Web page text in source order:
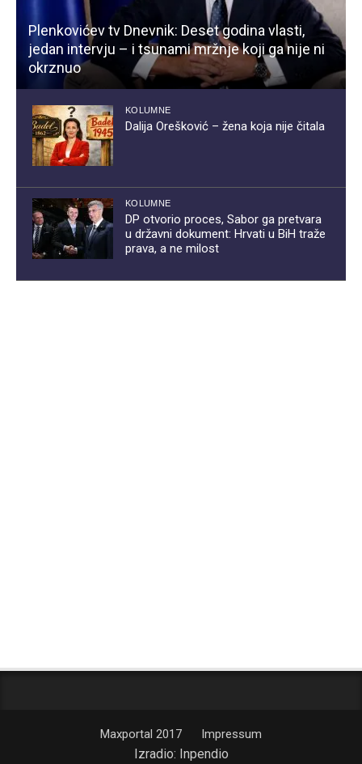
Plenkovićev tv Dnevnik: Deset godina vlasti,
jedan intervju – i tsunami mržnje koji ga nije ni
okrznuo
KOLUMNE
Dalija Orešković – žena koja nije čitala
KOLUMNE
DP otvorio proces, Sabor ga pretvara
u državni dokument: Hrvati u BiH traže
prava, a ne milost
Maxportal 2017 Impressum
Izradio: Inpendio